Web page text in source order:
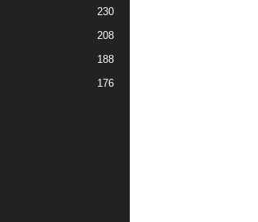
230
208
188
176